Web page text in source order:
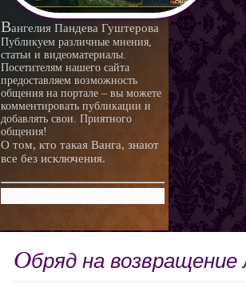
Вангелия Пандева Гуштерова
Публикуем различные мнения,
статьи и видеоматериалы.
Посетителям нашего сайта
предоставляем возможность
общения на портале – вы можете
комментировать публикации и
добавлять свои. Приятного
общения!
О том, кто такая Ванга, знают
все без исключения.
Обряд на